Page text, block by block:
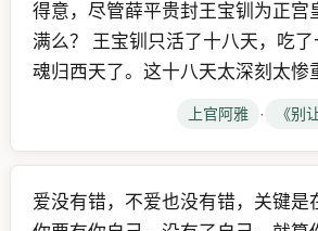
得意，尽管薛平贵封王宝钏为正宫
满么？ 王宝钏只活了十八天，吃
魂归西天了。这十八天太深刻太惨
上官阿雅 · 《别
爱没有错，不爱也没有错，关键是